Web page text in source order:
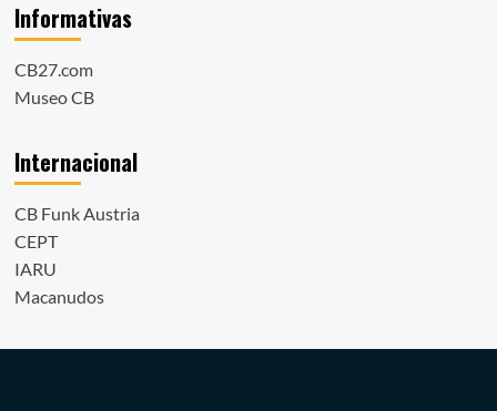
Informativas
CB27.com
Museo CB
Internacional
CB Funk Austria
CEPT
IARU
Macanudos